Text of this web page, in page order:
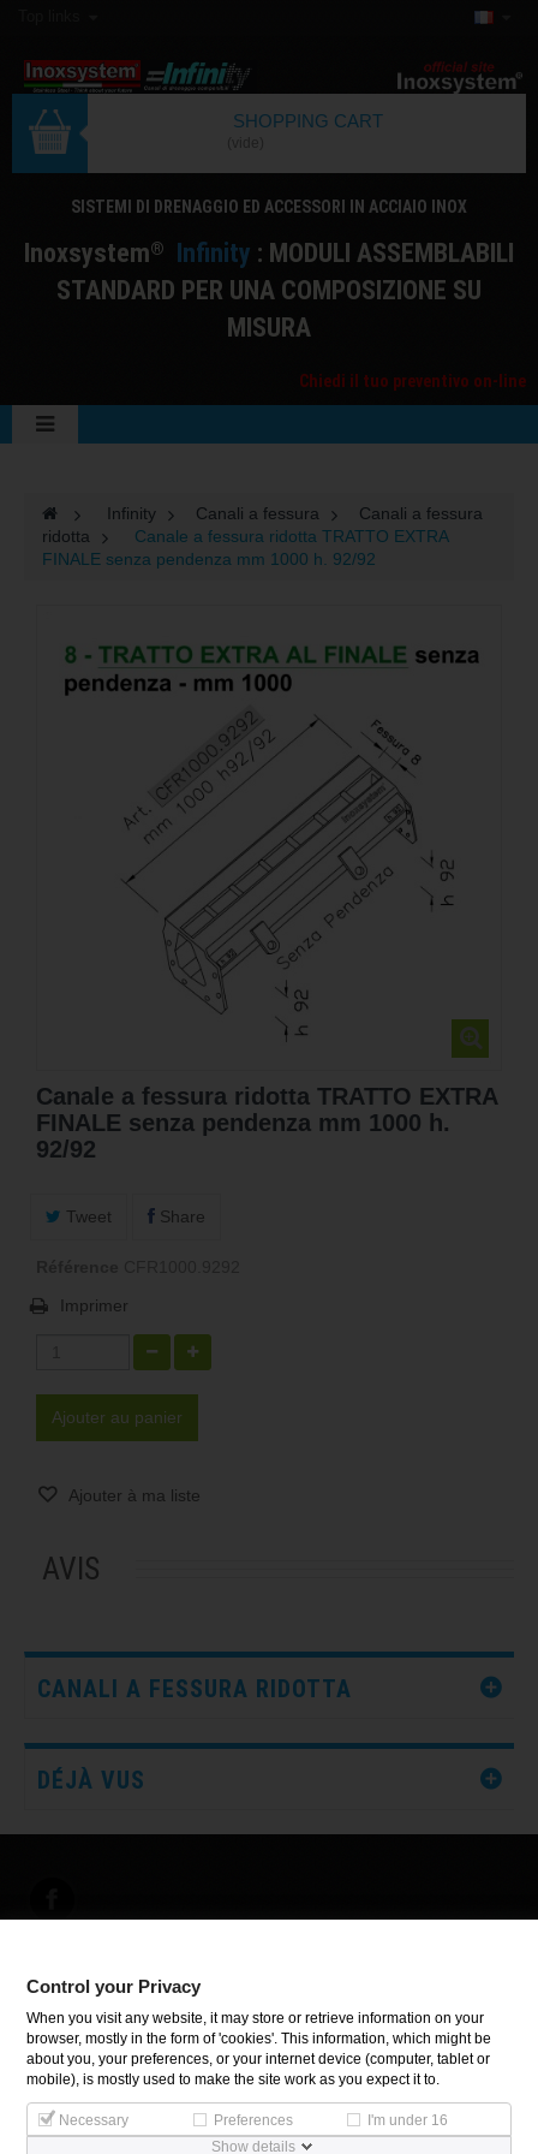
SHOPPING CART
SISTEMI DI DRENAGGIO ED ACCESSORI IN ACCIAIO INOX
Inoxsystem® Infinity : MODULI ASSEMBLABILI
STANDARD PER UNA COMPOSIZIONE SU
MISURA
Chiedi il tuo preventivo on-line
> Infinity > Canali a fessura >
Canali a fessura
ridotta
>
Canale a fessura ridotta TRATTO EXTRA
FINALE senza pendenza mm 1000 h. 92/92
Canale a fessura ridotta TRATTO EXTRA
FINALE senza pendenza mm 1000 h.
92/92
Tweet Share
Imprimer
Ajouter au panier
Ajouter à ma liste
AVIS
CANALI A FESSURA RIDOTTA
DÉJÀ VUS
INFORMATIONS
Control your Privacy
Control your Privacy
When you visit any website, it may store or retrieve information on your
browser, mostly in the form of 'cookies'. This information, which might be
about you, your preferences, or your internet device (computer, tablet or
mobile), is mostly used to make the site work as you expect it to.
Necessary Preferences
I'm under 16
Show details